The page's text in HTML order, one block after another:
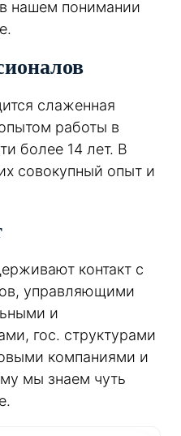
нашем понимании
слаженная
работы в
более 14 лет. В
совокупный опыт и
контакт с
управляющими
и
гос. структурами
компаниями и
мы знаем чуть